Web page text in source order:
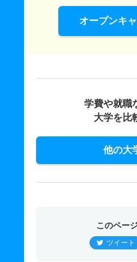
オープンキ
学費や就職
大学を比
他の大
このペー
ツイート